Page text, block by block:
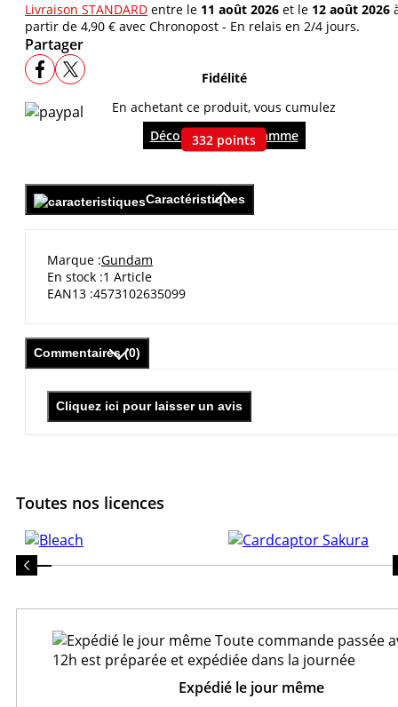
Livraison STANDARD entre le 11 août 2026 et le 12 août 2026
partir de 4,90 € avec Chronopost - En relais en 2/4 jours.
Partager
Fidélité
En achetant ce produit, vous cumulez
332 points
Découvrir le programme
Caractéristiques
Marque Gundam
En stock 1 Article
EAN13 4573102635099
Commentaires (0)
Cliquez ici pour laisser un avis
Toutes nos licences
Expédié le jour même